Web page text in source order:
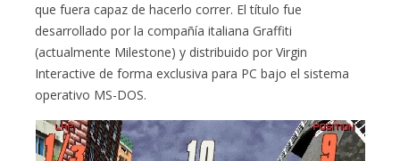
que fuera capaz de hacerlo correr. El título fue
desarrollado por la compañía italiana Graffiti
(actualmente Milestone) y distribuido por Virgin
Interactive de forma exclusiva para PC bajo el sistema
operativo MS-DOS.